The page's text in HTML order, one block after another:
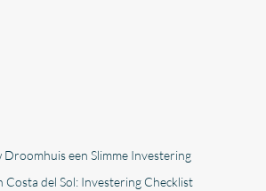
Droomhuis een Slimme Investering
Costa del Sol: Investering Checklist